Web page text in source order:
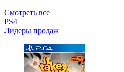
Смотреть все
PS4
Лидеры продаж